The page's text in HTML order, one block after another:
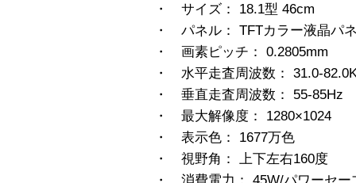
・ サイズ： 18.1型 46cm
・ パネル： TFTカラー液晶パ
・ 画素ピッチ： 0.2805mm
・ 水平走査周波数： 31.0-
・ 垂直走査周波数： 55-85Hz
・ 最大解像度： 1280×1024
・ 表示色： 1677万色
・ 視野角： 上下左右160度